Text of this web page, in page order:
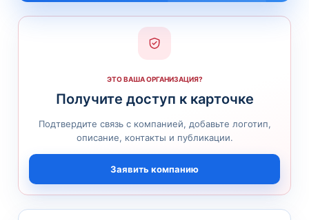
ЭТО ВАША ОРГАНИЗАЦИЯ?
Получите доступ к карточке
Подтвердите связь с компанией, добавьте логотип,
описание, контакты и публикации.
Заявить компанию